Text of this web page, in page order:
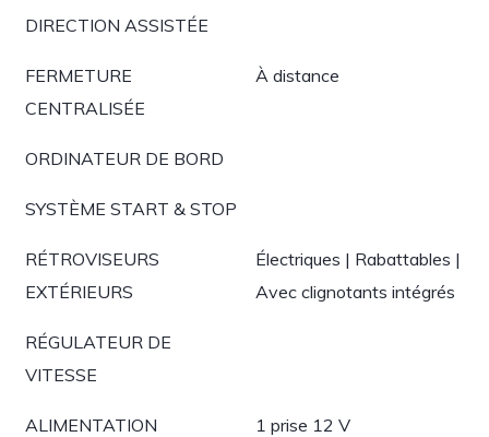
DIRECTION ASSISTÉE
FERMETURE
CENTRALISÉE
À distance
ORDINATEUR DE BORD
SYSTÈME START & STOP
RÉTROVISEURS
EXTÉRIEURS
Électriques | Rabattables |
Avec clignotants intégrés
RÉGULATEUR DE
VITESSE
ALIMENTATION
1 prise 12 V